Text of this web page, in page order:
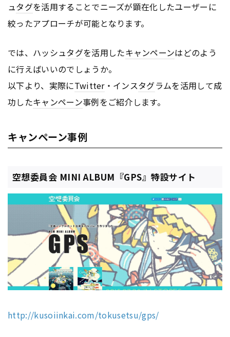
ュタグを活用することでニーズが顕在化したユーザーに
絞ったアプローチが可能となります。
では、ハッシュタグを活用したキャンペーンはどのよう
に行えばいいのでしょうか。
以下より、実際にTwitter・インスタグラムを活用して成
功したキャンペーン事例をご紹介します。
キャンペーン事例
空想委員会 MINI ALBUM『GPS』特設サイト
http://kusoiinkai.com/tokusetsu/gps/